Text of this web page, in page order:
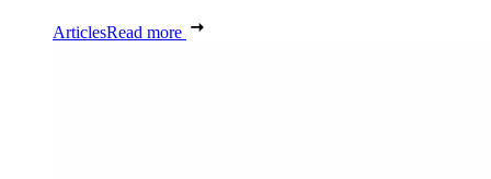
ArticlesRead more